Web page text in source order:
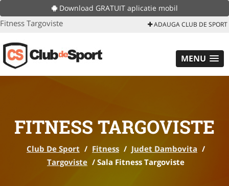
Download GRATUIT aplicatie mobil
Fitness Targoviste ADAUGA CLUB DE SPORT
MENU
FITNESS TARGOVISTE
Club De Sport / Fitness / Judet Dambovita /
Targoviste / Sala Fitness Targoviste